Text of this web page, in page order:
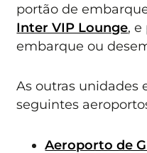
portão de
Inter VIP Lounge, e
embarque ou
As outras unidades
seguintes
Aeroporto de